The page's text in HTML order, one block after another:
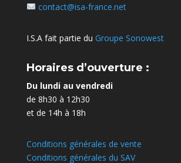
contact@isa-france.net
I.S.A fait partie du Groupe Sonowest
Horaires d’ouverture :
Du lundi au vendredi
de 8h30 à 12h30
et de 14h à 18h
Conditions générales de vente
Conditions générales du SAV